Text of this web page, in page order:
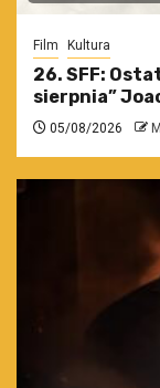
Film Kultura
26. SFF:
sierpnia”
05/08/2026